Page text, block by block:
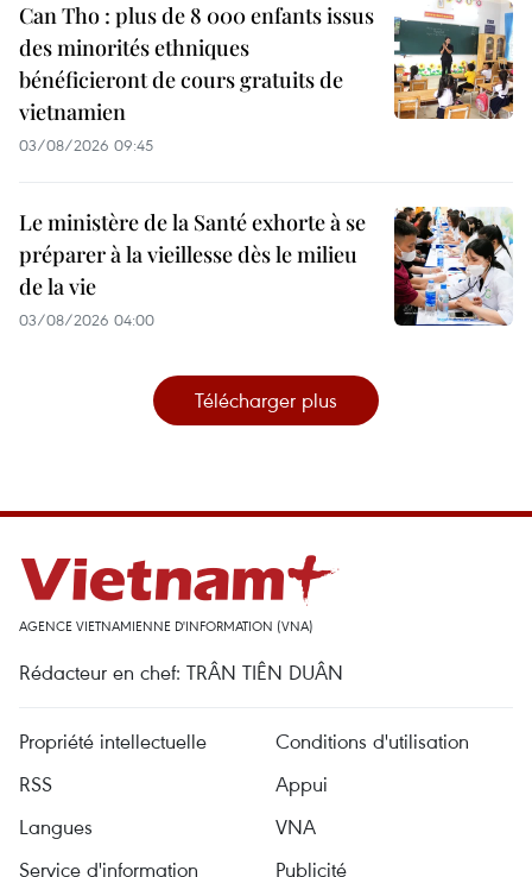
Can Tho : plus de 8 000 enfants issus
des minorités ethniques
bénéficieront de cours gratuits de
vietnamien
03/08/2026 09:45
Le ministère de la Santé exhorte à se
préparer à la vieillesse dès le milieu
de la vie
03/08/2026 04:00
Télécharger plus
AGENCE VIETNAMIENNE D'INFORMATION (VNA)
Rédacteur en chef: TRÂN TIÊN DUÂN
Propriété intellectuelle
Conditions d'utilisation
RSS
Appui
Langues
VNA
Service d'information
Publicité